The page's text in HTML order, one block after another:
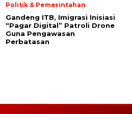
Politik & Pemerintahan
Gandeng ITB, Imigrasi Inisiasi
“Pagar Digital” Patroli Drone
Guna Pengawasan
Perbatasan